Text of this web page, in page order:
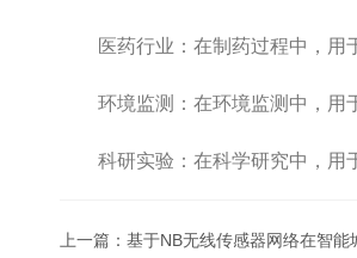
医药行业：在制药过程中，用
环境监测：在环境监测中，用
科研实验：在科学研究中，用于
上一篇： 基于NB无线传感器网络在智能